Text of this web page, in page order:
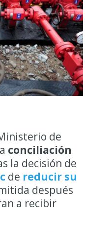
de
conciliación
la decisión de
de reducir su
después
a recibir